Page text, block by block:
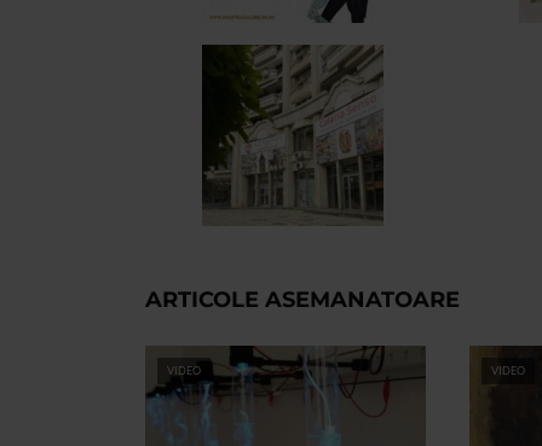
ARTICOLE ASEMANATOARE
VIDEO VIDEO